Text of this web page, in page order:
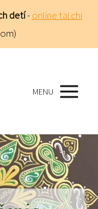
detí-online tai chi
MENU